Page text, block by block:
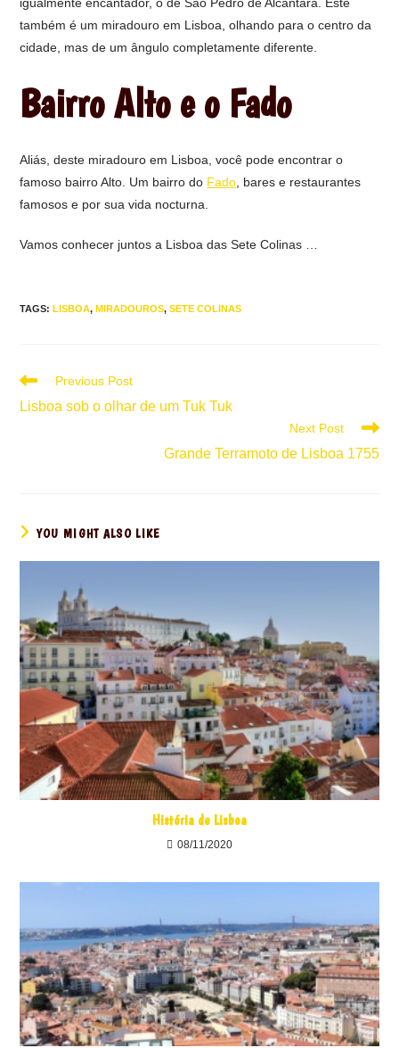
igualmente encantador, o de São Pedro de Alcântara. Este
também é um miradouro em Lisboa, olhando para o centro da
cidade, mas de um ângulo completamente diferente.
Bairro Alto e o Fado
Aliás, deste miradouro em Lisboa, você pode encontrar o
famoso bairro Alto. Um bairro do Fado, bares e restaurantes
famosos e por sua vida nocturna.
Vamos conhecer juntos a Lisboa das Sete Colinas …
TAGS: LISBOA, MIRADOUROS, SETE COLINAS
Read
articles
Previous Post
Lisboa sob o olhar de um Tuk Tuk
Next Post
Grande Terramoto de Lisboa 1755
YOU MIGHT ALSO LIKE
História de Lisboa
08/11/2020